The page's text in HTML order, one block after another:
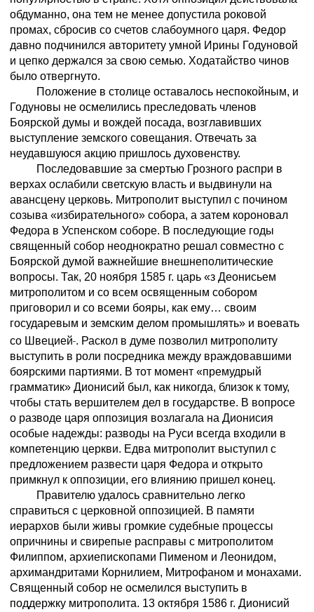
обдуманно, она тем не менее допустила роковой
промах, сбросив со счетов слабоумного царя. Федор
давно подчинился авторитету умной Ирины Годуновой
и цепко держался за свою семью. Ходатайство чинов
было отвергнуто.
Положение в столице оставалось неспокойным, и
Годуновы не осмелились преследовать членов
Боярской думы и вождей посада, возглавивших
выступление земского совещания. Отвечать за
неудавшуюся акцию пришлось духовенству.
Последовавшие за смертью Грозного распри в
верхах ослабили светскую власть и выдвинули на
авансцену церковь. Митрополит выступил с почином
созыва «избирательного» собора, а затем короновал
Федора в Успенском соборе. В последующие годы
священный собор неоднократно решал совместно с
Боярской думой важнейшие внешнеполитические
вопросы. Так, 20 ноября 1585 г. царь «з Деонисьем
митрополитом и со всем освященным собором
приговорил и со всеми бояры, как ему… своим
государевым и земским делом промышлять» и воевать
со Швецией . Раскол в думе позволил митрополиту
выступить в роли посредника между враждовавшими
боярскими партиями. В тот момент «премудрый
грамматик» Дионисий был, как никогда, близок к тому,
чтобы стать вершителем дел в государстве. В вопросе
о разводе царя оппозиция возлагала на Дионисия
особые надежды: разводы на Руси всегда входили в
компетенцию церкви. Едва митрополит выступил с
предложением развести царя Федора и открыто
примкнул к оппозиции, его влиянию пришел конец.
Правителю удалось сравнительно легко
справиться с церковной оппозицией. В памяти
иерархов были живы громкие судебные процессы
опричнины и свирепые расправы с митрополитом
Филиппом, архиепископами Пименом и Леонидом,
архимандритами Корнилием, Митрофаном и монахами.
Священный собор не осмелился выступить в
поддержку митрополита. 13 октября 1586 г. Дионисий